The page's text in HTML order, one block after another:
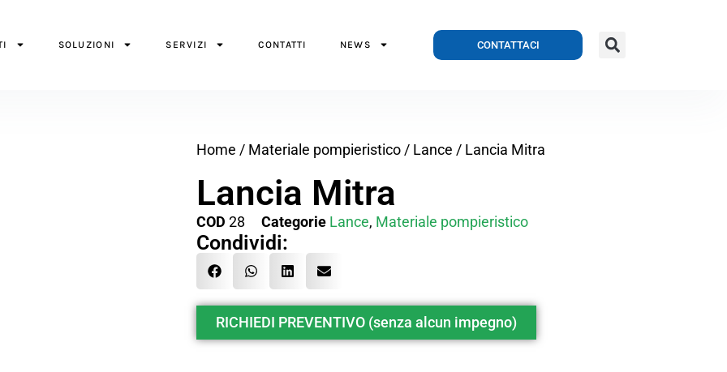
SOLUZIONI SERVIZI CONTATTI NEWS CONTATTACI
Home / Materiale pompieristico/ Lance / Lancia Mitra
Lancia Mitra
COD 28 Categorie Lance, Materiale pompieristico
Condividi:
RICHIEDI PREVENTIVO (senza alcun impegno)